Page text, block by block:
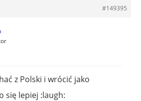
#149395
z Polski i wrócić jako
się lepiej :laugh: